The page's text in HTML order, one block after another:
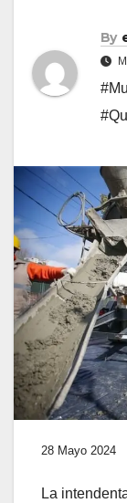
By
28 Mayo 2024
La